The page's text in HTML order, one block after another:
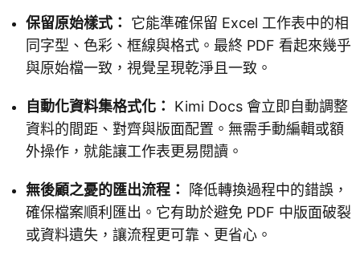
保留原始樣式：
它能準確保留 Excel 工作表中的相
同字型、色彩、框線與格式。最終 PDF 看起來幾乎
與原始檔一致，視覺呈現乾淨且一致。
自動化資料集格式化：
Kimi Docs 會立即自動調整
資料的間距、對齊與版面配置。無需手動編輯或額
外操作，就能讓工作表更易閱讀。
無後顧之憂的匯出流程：
降低轉換過程中的錯誤，
確保檔案順利匯出。它有助於避免 PDF 中版面破裂
或資料遺失，讓流程更可靠、更省心。